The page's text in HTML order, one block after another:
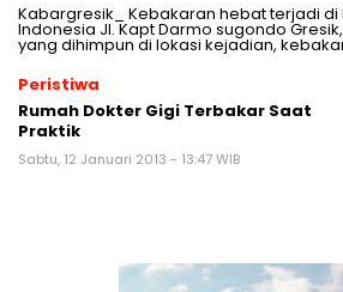
Kabargresik_ Kebakaran hebat terjadi di
Indonesia Jl. Kapt Darmo sugondo
yang dihimpun di lokasi kejadian,
Peristiwa
Rumah Dokter Gigi Terbakar Saat
Praktik
Sabtu, 12 Januari 2013 - 13:47 WIB